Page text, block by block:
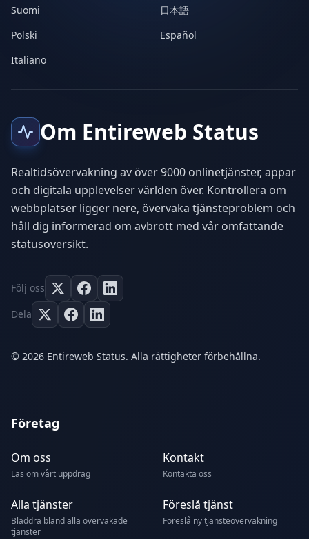
Suomi
日本語
Polski
Español
Italiano
Om Entireweb Status
Realtidsövervakning av över 9000 onlinetjänster, appar
och digitala upplevelser världen över. Kontrollera om
webbplatser ligger nere, övervaka tjänsteproblem och
håll dig informerad om avbrott med vår omfattande
statusöversikt.
Följ oss
Dela
© 2026 Entireweb Status. Alla rättigheter förbehållna.
Företag
Om oss
Läs om vårt uppdrag
Kontakt
Kontakta oss
Alla tjänster
Bläddra bland alla övervakade
tjänster
Föreslå tjänst
Föreslå ny tjänsteövervakning